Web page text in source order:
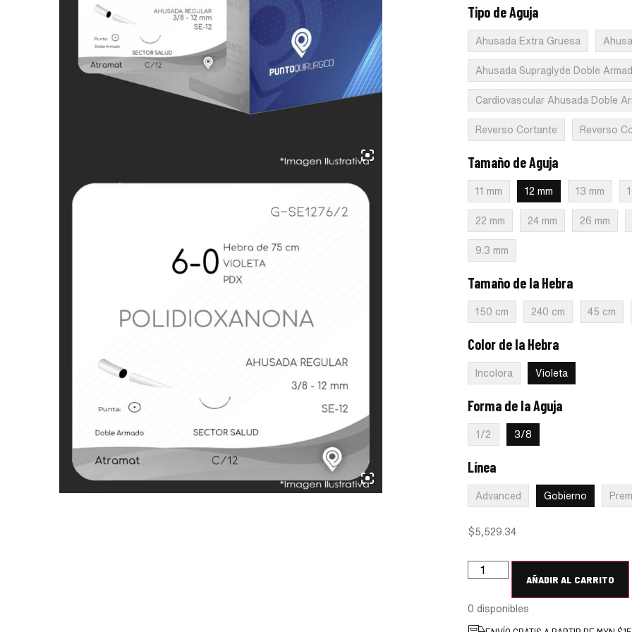
Tipo de Aguja
Ahusada Extra Gruesa
Ahusada Supraglyde Doble
Cardiovascular Ahusada Doble
Reverso Cortante Reverso
Tamaño de Aguja
11 mm 12 mm 13 mm
22 mm 24 mm 26 mm
9.3 mm
Tamaño de la Hebra
150 cm 240 cm 45 cm
Color de la Hebra
Incolora Violeta
Forma de la Aguja
1/2 3/8
Línea
Advanced Gobierno
$5,529.34
AÑADIR AL CARRITO
0 disponibles